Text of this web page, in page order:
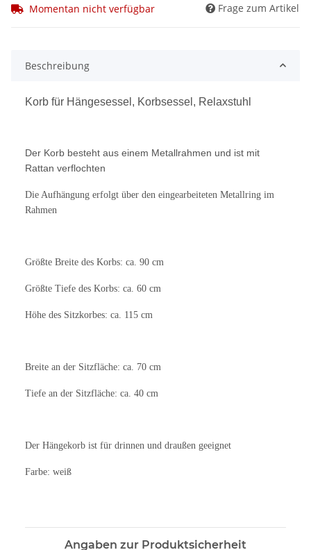
Momentan nicht verfügbar Frage zum Artikel
Beschreibung
Korb für Hängesessel, Korbsessel, Relaxstuhl
Der Korb besteht aus einem Metallrahmen und ist mit
Rattan verflochten
Die Aufhängung erfolgt über den eingearbeiteten Metallring im
Rahmen
Größte Breite des Korbs: ca. 90 cm
Größte Tiefe des Korbs: ca. 60 cm
Höhe des Sitzkorbes: ca. 115 cm
Breite an der Sitzfläche: ca. 70 cm
Tiefe an der Sitzfläche: ca. 40 cm
Der Hängekorb ist für drinnen und draußen geeignet
Farbe: weiß
Angaben zur Produktsicherheit